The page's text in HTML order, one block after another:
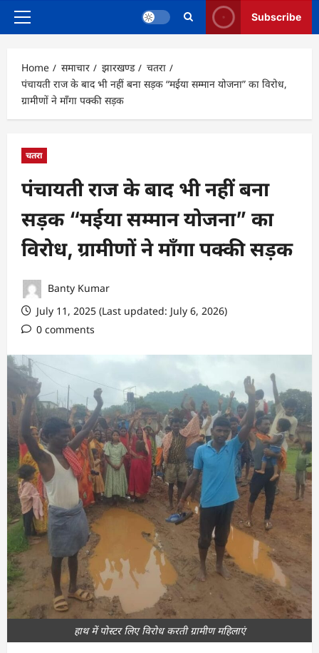
Primary
Subscribe
Home समाचार झारखण्ड
चतरा
पंचायती राज के बाद भी नहीं बना सड़क “मईया सम्मान योजना” का विरोध,
ग्रामीणों ने माँगा पक्की सड़क
चतरा
पंचायती राज के बाद भी नहीं बना
सड़क “मईया सम्मान योजना” का
विरोध, ग्रामीणों ने माँगा पक्की सड़क
Banty Kumar
July 11, 2025 (Last updated: July 6, 2026)
0 comments
हाथ में पोस्टर लिए विरोध करती ग्रामीण महिलाएं